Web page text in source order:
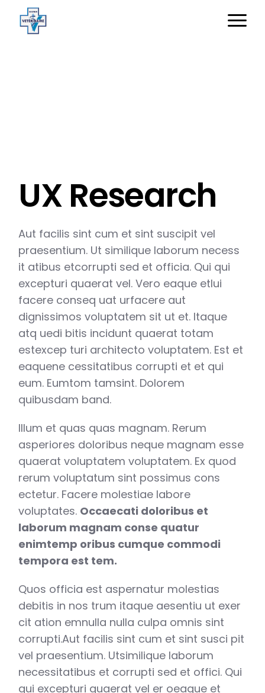
UX Research
Aut facilis sint cum et sint suscipit vel
praesentium. Ut similique laborum necess
it atibus etcorrupti sed et officia. Qui qui
excepturi quaerat vel. Vero eaque etlui
facere conseq uat urfacere aut
dignissimos voluptatem sit ut et. Itaque
atq uedi bitis incidunt quaerat totam
estexcep turi architecto voluptatem. Est et
eaquene cessitatibus corrupti et et qui
eum. Eumtom tamsint. Dolorem
quibusdam band.
Illum et quas quas magnam. Rerum
asperiores doloribus neque magnam esse
quaerat voluptatem voluptatem. Ex quod
rerum voluptatum sint possimus cons
ectetur. Facere molestiae labore
voluptates. Occaecati doloribus et
laborum magnam conse quatur
enimtemp oribus cumque commodi
tempora est tem.
Quos officia est aspernatur molestias
debitis in nos trum itaque aesentiu ut exer
cit ation emnulla nulla culpa omnis sint
corrupti.Aut facilis sint cum et sint susci pit
vel praesentium. Utsimilique laborum
necessitatibus et corrupti sed et offici. Qui
qui excepturi quaerat vel er oeaque et